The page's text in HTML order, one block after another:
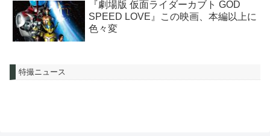
『劇場版 仮面ライダーカブト GOD
SPEED LOVE』この映画、本編以上に
色々変
特撮ニュース